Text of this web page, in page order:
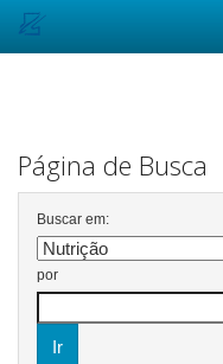
Página de Busca
Buscar em:
por